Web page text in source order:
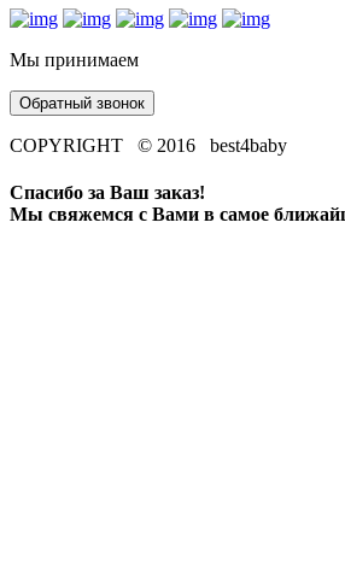
Мы принимаем
Обратный звонок
COPYRIGHT © 2016 best4baby
Спасибо за Ваш заказ!
Мы свяжемся с Вами в самое